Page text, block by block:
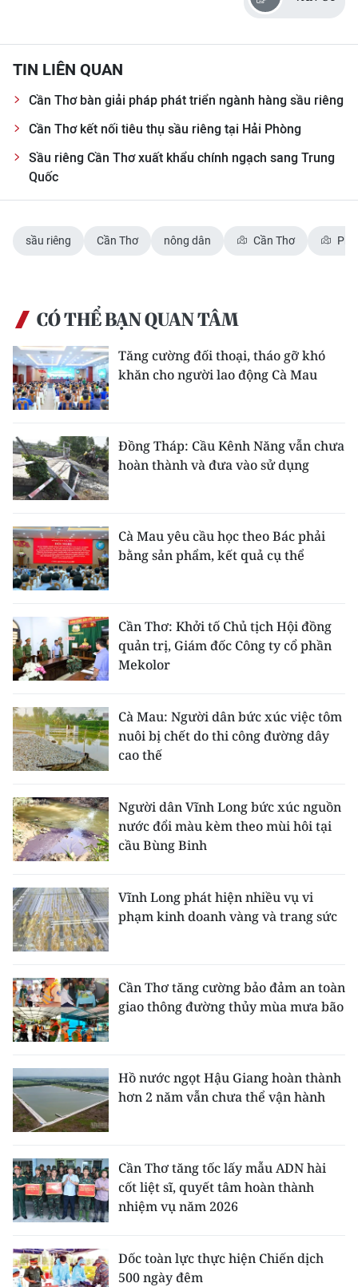
TIN LIÊN QUAN
Cần Thơ bàn giải pháp phát triển ngành hàng sầu riêng
Cần Thơ kết nối tiêu thụ sầu riêng tại Hải Phòng
Sầu riêng Cần Thơ xuất khẩu chính ngạch sang Trung
Quốc
sầu riêng Cần Thơ nông dân Cần Thơ
CÓ THỂ BẠN QUAN TÂM
Tăng cường đối thoại, tháo gỡ khó
khăn cho người lao động Cà Mau
Đồng Tháp: Cầu Kênh Năng vẫn chưa
hoàn thành và đưa vào sử dụng
Cà Mau yêu cầu học theo Bác phải
bằng sản phẩm, kết quả cụ thể
Cần Thơ: Khởi tố Chủ tịch Hội đồng
quản trị, Giám đốc Công ty cổ phần
Mekolor
Cà Mau: Người dân bức xúc việc tôm
nuôi bị chết do thi công đường dây
cao thế
Người dân Vĩnh Long bức xúc nguồn
nước đổi màu kèm theo mùi hôi tại
cầu Bùng Binh
Vĩnh Long phát hiện nhiều vụ vi
phạm kinh doanh vàng và trang sức
Cần Thơ tăng cường bảo đảm an toàn
giao thông đường thủy mùa mưa bão
Hồ nước ngọt Hậu Giang hoàn thành
hơn 2 năm vẫn chưa thể vận hành
Cần Thơ tăng tốc lấy mẫu ADN hài
cốt liệt sĩ, quyết tâm hoàn thành
nhiệm vụ năm 2026
Dốc toàn lực thực hiện Chiến dịch
500 ngày đêm